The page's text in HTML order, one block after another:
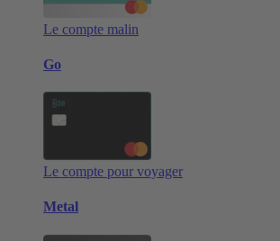
Le compte malin
Go
Le compte pour voyager
Metal